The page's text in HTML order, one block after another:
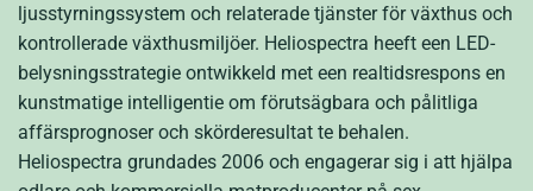
ljusstyrningssystem och relaterade tjänster för växthus och
kontrollerade växthusmiljöer. Heliospectra heeft een LED-
belysningsstrategie ontwikkeld met een realtidsrespons en
kunstmatige intelligentie om förutsägbara och pålitliga
affärsprognoser och skörderesultat te behalen.
Heliospectra grundades 2006 och engagerar sig i att hjälpa